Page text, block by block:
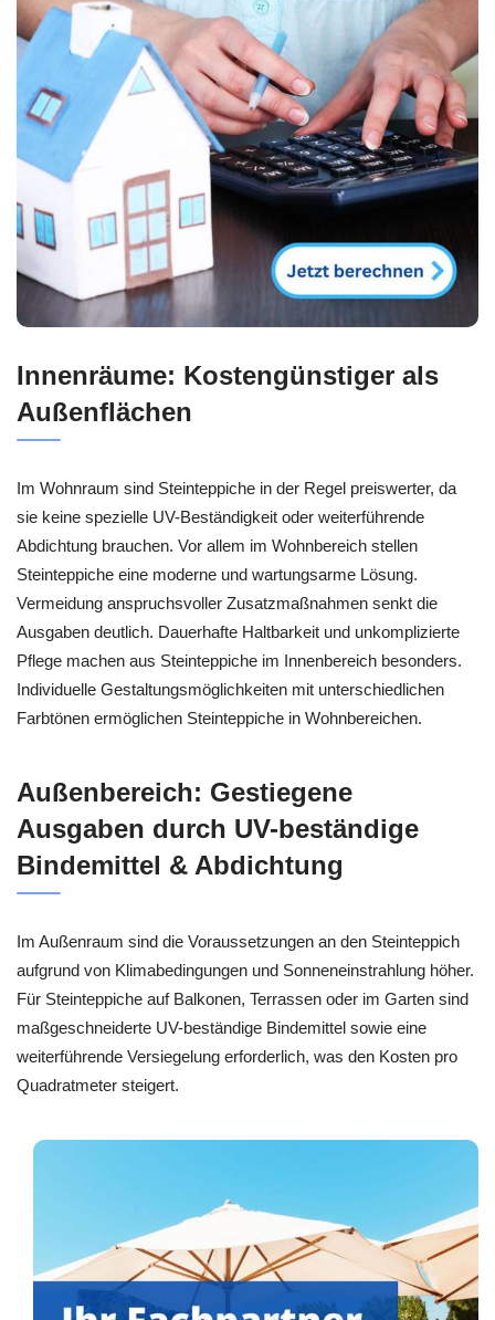
Innenräume: Kostengünstiger als
Außenflächen
Im Wohnraum sind Steinteppiche in der Regel preiswerter, da
sie keine spezielle UV-Beständigkeit oder weiterführende
Abdichtung brauchen. Vor allem im Wohnbereich stellen
Steinteppiche eine moderne und wartungsarme Lösung.
Vermeidung anspruchsvoller Zusatzmaßnahmen senkt die
Ausgaben deutlich. Dauerhafte Haltbarkeit und unkomplizierte
Pflege machen aus Steinteppiche im Innenbereich besonders.
Individuelle Gestaltungsmöglichkeiten mit unterschiedlichen
Farbtönen ermöglichen Steinteppiche in Wohnbereichen.
Außenbereich: Gestiegene
Ausgaben durch UV-beständige
Bindemittel & Abdichtung
Im Außenraum sind die Voraussetzungen an den Steinteppich
aufgrund von Klimabedingungen und Sonneneinstrahlung höher.
Für Steinteppiche auf Balkonen, Terrassen oder im Garten sind
maßgeschneiderte UV-beständige Bindemittel sowie eine
weiterführende Versiegelung erforderlich, was den Kosten pro
Quadratmeter steigert.